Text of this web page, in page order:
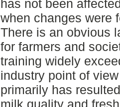
has not been
when changes were
There is an obvious
for farmers and
training widely
industry point of
primarily has
milk quality and